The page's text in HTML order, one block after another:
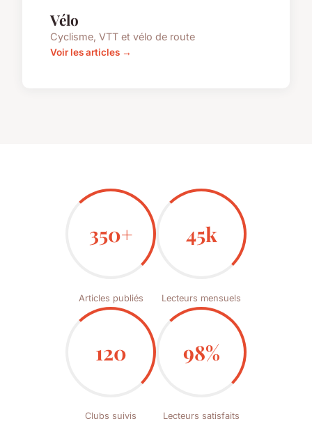
Vélo
Cyclisme, VTT et vélo de route
Voir les articles →
350+
Articles publiés
45k
Lecteurs mensuels
120
Clubs suivis
98%
Lecteurs satisfaits